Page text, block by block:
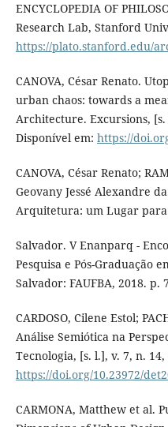
ENCYCLOPEDIA OF
Research Lab, Stanford
https://plato.stanford.edu/
CANOVA, César Renato.
urban chaos: towards a
Architecture. Excursions, [s.
Disponível em: https://
CANOVA, César Renato;
Geovany Jessé Alexandre
Arquitetura: um Lugar para
Salvador. V Enanparq -
Pesquisa e Pós-Graduação
Salvador: FAUFBA, 2018. p.
CARDOSO, Cilene Estol;
Análise Semiótica na
Tecnologia, [s. l.], v. 7, n.
https://doi.org/10.23972/
CARMONA, Matthew et al.